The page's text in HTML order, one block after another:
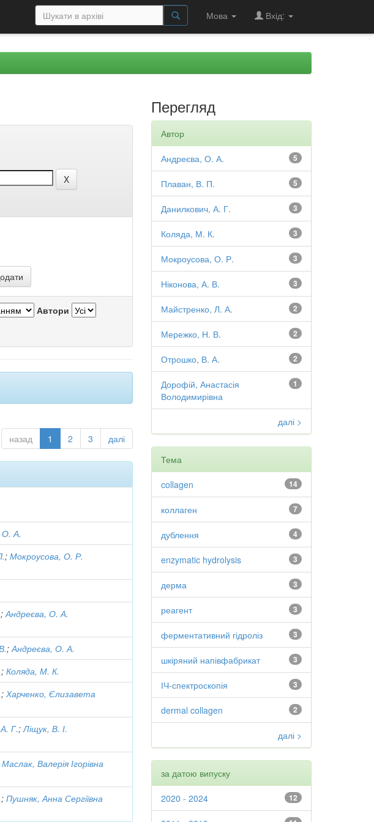
Мова Вхід:
Автори
назад 1 2 3 далі
О. А.
;Мокроусова, О. Р.
;Андреєва, О. А.
;Андреєва, О. А.
;Коляда, М. К.
;Харченко, Єлизавета
Г.;Ліщук, В. І.
Маслак, Валерія Ігорівна
;Пушняк, Анна Сергіївна
Перегляд
Автор
5
Андреєва, О. А.
5
Плаван, В. П.
3
Данилкович, А. Г.
3
Коляда, М. К.
3
Мокроусова, О. Р.
3
Ніконова, А. В.
2
Майстренко, Л. А.
2
Мережко, Н. В.
2
Отрошко, В. А.
1
Дорофій, Анастасія
Володимирівна
далі >
Тема
14
collagen
7
коллаген
4
дублення
3
enzymatic hydrolysis
3
дерма
3
реагент
3
ферментативний гідроліз
3
шкіряний напівфабрикат
3
ІЧ-спектроскопія
2
dermal collagen
далі >
за датою випуску
12
2020 - 2024